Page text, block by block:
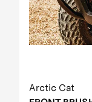
2013 700 XT
2013 Prowler
2013 TBX 700
2013 TRV 550
2013 TRV
Arctic Cat